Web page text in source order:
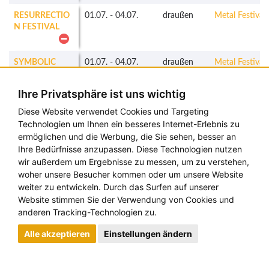
Ihre Privatsphäre ist uns wichtig
Diese Website verwendet Cookies und Targeting
Technologien um Ihnen ein besseres Internet-Erlebnis zu
ermöglichen und die Werbung, die Sie sehen, besser an
Ihre Bedürfnisse anzupassen. Diese Technologien nutzen
wir außerdem um Ergebnisse zu messen, um zu verstehen,
woher unsere Besucher kommen oder um unsere Website
weiter zu entwickeln. Durch das Surfen auf unserer
Website stimmen Sie der Verwendung von Cookies und
anderen Tracking-Technologien zu.
Alle akzeptieren Einstellungen ändern
RESURRECTIO
N FESTIVAL
01.07. - 04.07. draußen Metal Festivals
SYMBOLIC
01.07. - 04.07. draußen Metal Festivals
CLASSIC OPEN
AIR
02.07.-06.07. draußen
Festivals
ROCK
WERCHTER
02.07.-05.07. draußen
Gemischte
Festivals
UNDER THE
BLACK SUN
FESTIVAL
02.07. 04.07. draußen Metal Festivals
HEIDEWITZKA
02.07.